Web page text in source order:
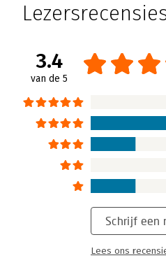
3.4
van de 5
Schrijf een
Lees ons